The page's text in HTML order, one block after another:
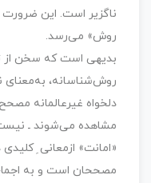
ناگزیر است. این
روش» می‌رسد.
بدیهی است که سخن از
روش‌شناسانه، به‌معنای
دلخواه غیرعالمانه
مشاهده می‌شوند ـ
«امانت» ازمعانی
مصححان است و به